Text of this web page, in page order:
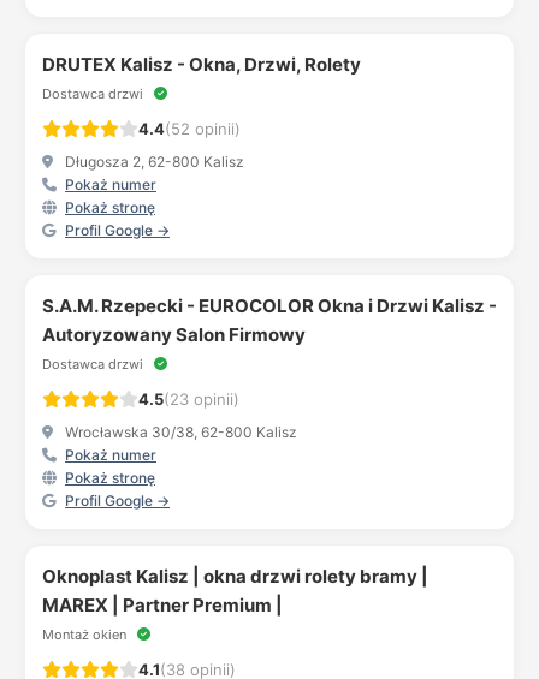
DRUTEX Kalisz - Okna, Drzwi, Rolety
Dostawca drzwi
4.4(52 opinii)
Długosza 2, 62-800 Kalisz
Pokaż numer
Pokaż stronę
Profil Google →
S.A.M. Rzepecki - EUROCOLOR Okna i Drzwi Kalisz -
Autoryzowany Salon Firmowy
Dostawca drzwi
4.5(23 opinii)
Wrocławska 30/38, 62-800 Kalisz
Pokaż numer
Pokaż stronę
Profil Google →
Oknoplast Kalisz | okna drzwi rolety bramy |
MAREX | Partner Premium |
Montaż okien
4.1(38 opinii)